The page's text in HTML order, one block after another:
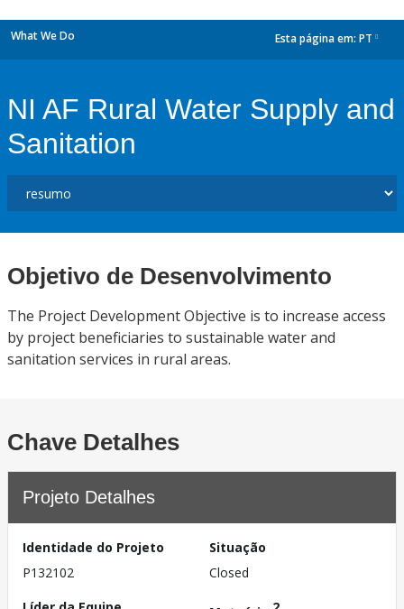
What We Do Esta página em: PT
NI AF Rural Water Supply and
Sanitation
Objetivo de Desenvolvimento
The Project Development Objective is to increase access
by project beneficiaries to sustainable water and
sanitation services in rural areas.
Chave Detalhes
Projeto Detalhes
Identidade do Projeto
P132102
Situação
Closed